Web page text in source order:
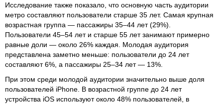
Исследование также показало, что основную часть аудитории
метро составляют пользователи старше 35 лет. Самая крупная
возрастная группа — пассажиры 35–44 лет (29%).
Пользователи 45–54 лет и старше 55 лет занимают примерно
равные доли — около 26% каждая. Молодая аудитория
представлена заметно меньше: пользователи до 24 лет
составляют 6%, а пассажиры 25–34 лет — 13%.
При этом среди молодой аудитории значительно выше доля
пользователей iPhone. В возрастной группе до 24 лет
устройства iOS используют около 48% пользователей, в